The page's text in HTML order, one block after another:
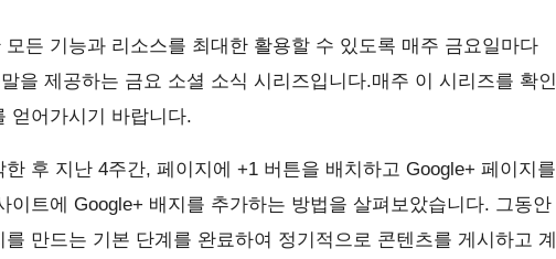
모든 기능과 리소스를 최대한 활용할 수 있도록 매주 금요일마다
을 제공하는 금요 소셜 소식 시리즈입니다.매주 이 시리즈를 확인
얻어가시기 바랍니다.
후 지난 4주간, 페이지에 +1 버튼을 배치하고 Google+ 페이지를
이트에 Google+ 배지를 추가하는 방법을 살펴보았습니다. 그동안
를 만드는 기본 단계를 완료하여 정기적으로 콘텐츠를 게시하고 계